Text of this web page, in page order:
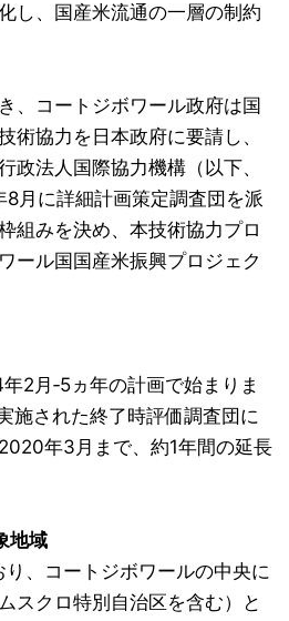
し、国産米流通の一層の制約
、コートジボワール政府は国
術協力を日本政府に要請し、
政法人国際協力機構（以下、
月に詳細計画策定調査団を派
組みを決め、本技術協力プロ
ール国国産米振興プロジェク
2月‐5ヵ年の計画で始まりま
施された終了時評価調査団に
年3月まで、約1年間の延長
地域
、コートジボワールの中央に
スクロ特別自治区を含む）と